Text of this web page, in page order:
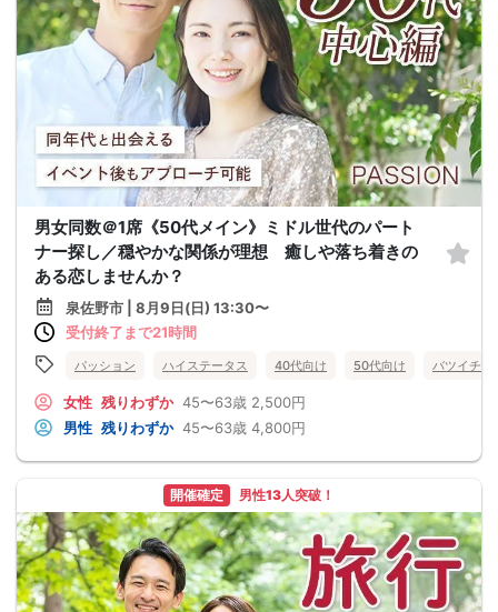
男女同数＠1席《50代メイン》ミドル世代のパート
ナー探し／穏やかな関係が理想 癒しや落ち着きの
ある恋しませんか？
泉佐野市 | 8月9日(日) 13:30〜
受付終了まで21時間
パッション ハイステータス 40代向け 50代向け バツイチ・
女性 残りわずか 45〜63歳 2,500円
男性 残りわずか 45〜63歳 4,800円
開催確定 男性13人突破！